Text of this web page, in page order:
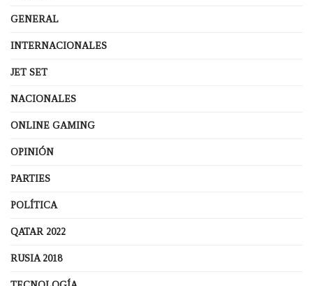
GENERAL
INTERNACIONALES
JET SET
NACIONALES
ONLINE GAMING
OPINIÓN
PARTIES
POLÍTICA
QATAR 2022
RUSIA 2018